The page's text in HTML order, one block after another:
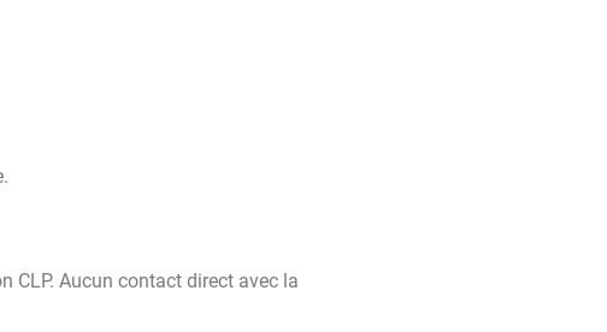
CLP. Aucun contact direct avec la